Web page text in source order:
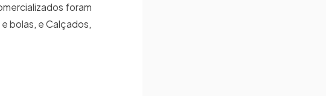
foram
bolas, e Calçados,